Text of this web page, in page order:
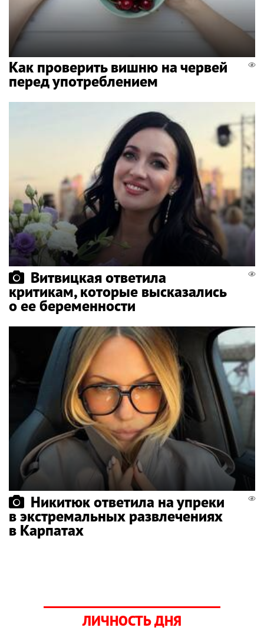
Как проверить вишню на червей
перед употреблением
Витвицкая ответила
критикам, которые высказались
о ее беременности
Никитюк ответила на упреки
в экстремальных развлечениях
в Карпатах
ЛИЧНОСТЬ ДНЯ